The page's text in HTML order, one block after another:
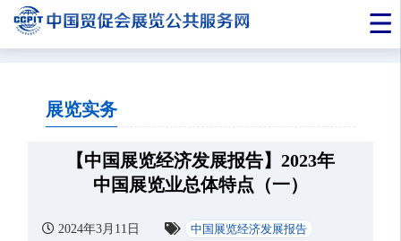
展览实务
【中国展览经济发展报告】2023年
中国展览业总体特点（一）
2024年3月11日 中国展览经济发展报告